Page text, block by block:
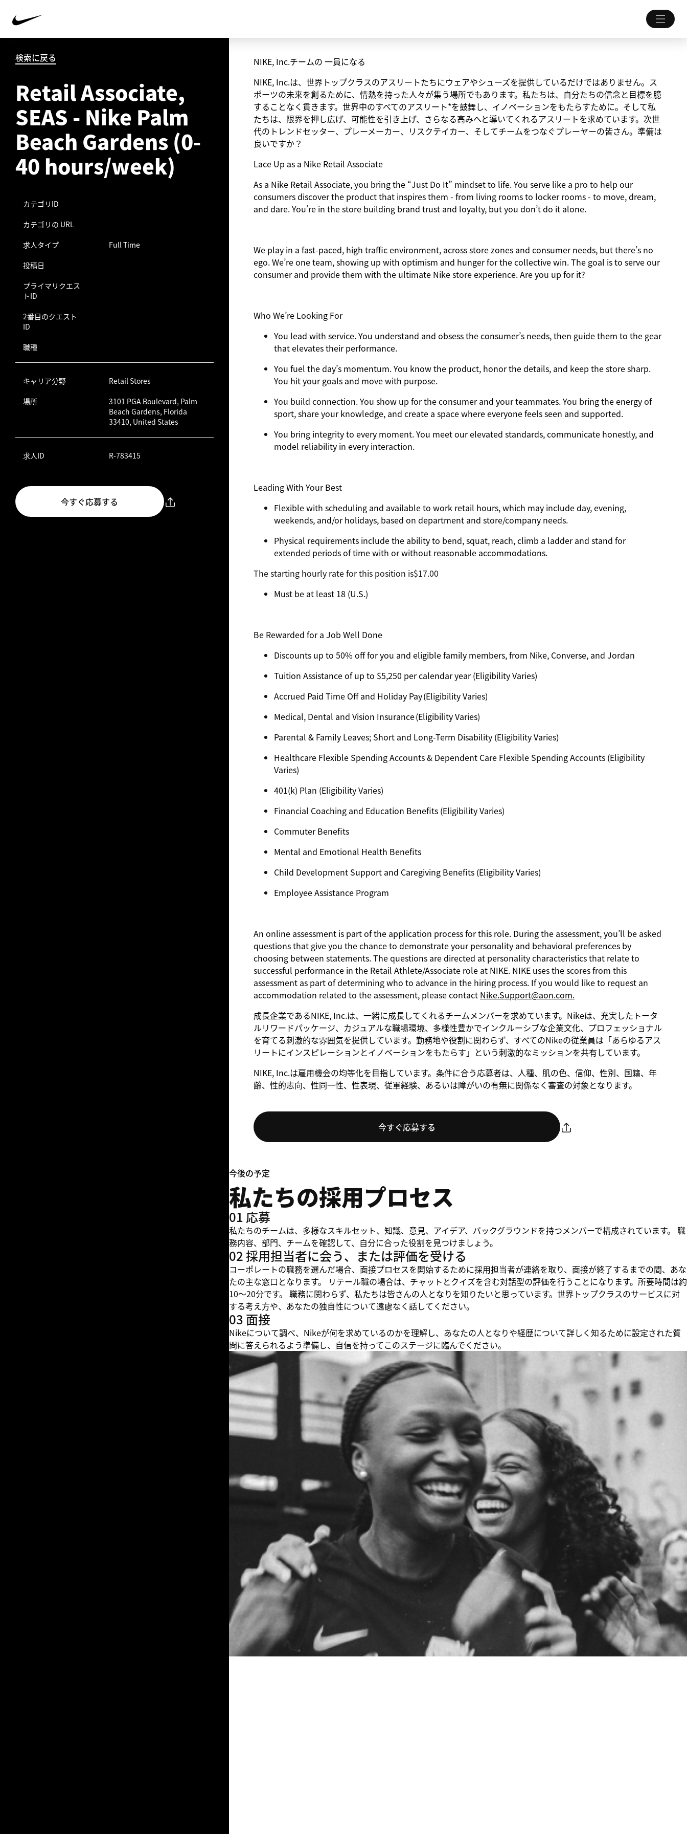
検索に戻る
Retail Associate,
SEAS - Nike Palm
Beach Gardens (0-
40 hours/week)
カテゴリID
カテゴリの URL
求人タイプ
Full Time
投稿日
プライマリクエス
トID
2番目のクエスト
ID
職種
キャリア分野
Retail Stores
場所
3101 PGA Boulevard, Palm
Beach Gardens, Florida
33410, United States
求人ID R-783415
今すぐ応募する
NIKE, Inc.チームの 一員になる
NIKE, Inc.は、世界トップクラスのアスリートたちにウェアやシューズを提供しているだけではありません。ス
ポーツの未来を創るために、情熱を持った人々が集う場所でもあります。私たちは、自分たちの信念と目標を臆
することなく貫きます。世界中のすべてのアスリート*を鼓舞し、イノベーションをもたらすために。そして私
たちは、限界を押し広げ、可能性を引き上げ、さらなる高みへと導いてくれるアスリートを求めています。次世
代のトレンドセッター、プレーメーカー、リスクテイカー、そしてチームをつなぐプレーヤーの皆さん。準備は
良いですか？
Lace Up as a Nike Retail Associate
As a Nike Retail Associate, you bring the “Just Do It” mindset to life. You serve like a pro to help our
consumers discover the product that inspires them - from living rooms to locker rooms - to move, dream,
and dare. You’re in the store building brand trust and loyalty, but you don’t do it alone.
We play in a fast-paced, high traffic environment, across store zones and consumer needs, but there’s no
ego. We’re one team, showing up with optimism and hunger for the collective win. The goal is to serve our
consumer and provide them with the ultimate Nike store experience. Are you up for it?
Who We’re Looking For
You lead with service.You understand and obsess the consumer’s needs, then guide them to the gear
that elevates their performance.
You fuel the day’s momentum. You know the product, honor the details, and keep the store sharp.
You hit your goals and move with purpose.
You build connection. You show up for the consumer and your teammates. You bring the energy of
sport, share your knowledge, and create a space where everyone feels seen and supported.
You bring integrityto every moment. You meet our elevated standards, communicate honestly, and
model reliability in every interaction.
Leading With Your Best
Flexible with scheduling and available to work retail hours, which may include day, evening,
weekends, and/or holidays, based on department and store/company needs.
Physical requirements include the ability to bend, squat, reach, climb a ladder and stand for
extended periods of time with or without reasonable accommodations.
The starting hourly rate for this position isㅤ$17.00
Must be at least 18 (U.S.)
Be Rewarded for a Job Well Done
Discounts up to 50% off for you and eligible family members, from Nike, Converse, and Jordan
Tuition Assistance of up to $5,250 per calendar year (Eligibility Varies)
Accrued Paid Time Off and Holiday Pay (Eligibility Varies)
Medical, Dental and Vision Insurance (Eligibility Varies)
Parental & Family Leaves; Short and Long-Term Disability (Eligibility Varies)
Healthcare Flexible Spending Accounts & Dependent Care Flexible Spending Accounts (Eligibility
Varies)
401(k) Plan (Eligibility Varies)
Financial Coaching and Education Benefits (Eligibility Varies)
Commuter Benefits
Mental and Emotional Health Benefits
Child Development Support and Caregiving Benefits (Eligibility Varies)
Employee Assistance Program
An online assessment is part of the application process for this role. During the assessment, you’ll be asked
questions that give you the chance to demonstrate your personality and behavioral preferences by
choosing between statements. The questions are directed at personality characteristics that relate to
successful performance in the Retail Athlete/Associate role at NIKE. NIKE uses the scores from this
assessment as part of determining who to advance in the hiring process. If you would like to request an
accommodation related to the assessment, please contact Nike.Support@aon.com.
成長企業であるNIKE, Inc.は、一緒に成長してくれるチームメンバーを求めています。Nikeは、充実したトータ
ルリワードパッケージ、カジュアルな職場環境、多様性豊かでインクルーシブな企業文化、プロフェッショナル
を育てる刺激的な雰囲気を提供しています。勤務地や役割に関わらず、すべてのNikeの従業員は「あらゆるアス
リートにインスピレーションとイノベーションをもたらす」という刺激的なミッションを共有しています。
NIKE, Inc.は雇用機会の均等化を目指しています。条件に合う応募者は、人種、肌の色、信仰、性別、国籍、年
齢、性的志向、性同一性、性表現、従軍経験、あるいは障がいの有無に関係なく審査の対象となります。
今すぐ応募する
今後の予定
私たちの採用プロセス
01 応募
私たちのチームは、多様なスキルセット、知識、意見、アイデア、バックグラウンドを持つメンバーで構成されています。 職
務内容、部門、チームを確認して、自分に合った役割を見つけましょう。
02 採用担当者に会う、または評価を受ける
コーポレートの職務を選んだ場合、面接プロセスを開始するために採用担当者が連絡を取り、面接が終了するまでの間、あな
たの主な窓口となります。 リテール職の場合は、チャットとクイズを含む対話型の評価を行うことになります。所要時間は約
10～20分です。 職務に関わらず、私たちは皆さんの人となりを知りたいと思っています。世界トップクラスのサービスに対
する考え方や、あなたの独自性について遠慮なく話してください。
03 面接
Nikeについて調べ、Nikeが何を求めているのかを理解し、あなたの人となりや経歴について詳しく知るために設定された質
問に答えられるよう準備し、自信を持ってこのステージに臨んでください。